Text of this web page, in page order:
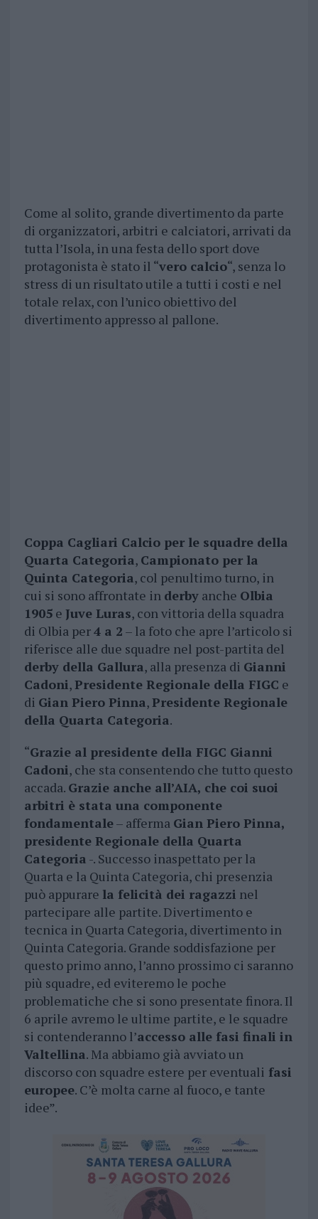
Come al solito, grande divertimento da parte
di organizzatori, arbitri e calciatori, arrivati da
tutta l’Isola, in una festa dello sport dove
protagonista è stato il “vero calcio“, senza lo
stress di un risultato utile a tutti i costi e nel
totale relax, con l’unico obiettivo del
divertimento appresso al pallone.
Coppa Cagliari Calcio per le squadre della
Quarta Categoria, Campionato per la
Quinta Categoria, col penultimo turno, in
cui si sono affrontate in derbyanche Olbia
1905e Juve Luras, con vittoria della squadra
di Olbia per4 a 2 – la foto che apre l’articolo si
riferisce alle due squadre nel post-partita del
derby della Gallura, alla presenza di Gianni
Cadoni,Presidente Regionale della FIGC e
di Gian Piero Pinna,Presidente Regionale
della Quarta Categoria.
“Grazie al presidente della FIGC Gianni
Cadoni, che sta consentendo che tutto questo
accada. Grazie anche all’AIA, che coi suoi
arbitri è stata una componente
fondamentale– afferma Gian Piero Pinna,
presidente Regionale della Quarta
Categoria -. Successo inaspettato per la
Quarta e la Quinta Categoria, chi presenzia
può appurare la felicità dei ragazzi nel
partecipare alle partite. Divertimento e
tecnica in Quarta Categoria, divertimento in
Quinta Categoria. Grande soddisfazione per
questo primo anno, l’anno prossimo ci saranno
più squadre, ed eviteremo le poche
problematiche che si sono presentate finora. Il
6 aprile avremo le ultime partite, e le squadre
si contenderanno l’accesso alle fasi finali in
Valtellina. Ma abbiamo già avviato un
discorso con squadre estere per eventuali fasi
europee. C’è molta carne al fuoco, e tante
idee”.